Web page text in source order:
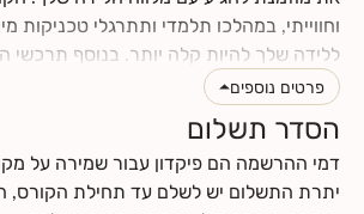
וחווייתי, במהלכו תלמדי ותתרגלי טכניקות
ללידה שלך להיות קלה יותר. בנוסף תרכשי
וטיפים לתקופת ההריון והלידה. תינתן לך
תהליך מהנה של הבאת מודעות עצמית לגוף
כמה הם מושפעים אחד מהשני, וכמה הם
בלידה עדינה כאשר לומדים להרפות אותם.
שלך תרכשו ידע ותפתחו כישורי תקשורת
פרטים נוספים
הסדר תשלום
דמי ההרשמה הם פיקדון עבור שמירה על
יתרת התשלום יש לשלם עד תחילת הקורס,